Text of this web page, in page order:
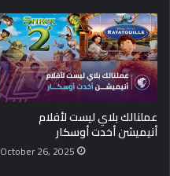
عملنالك بلاي ليست لأفلام
أنيميشن أخدت أوسكار
October 26, 2025